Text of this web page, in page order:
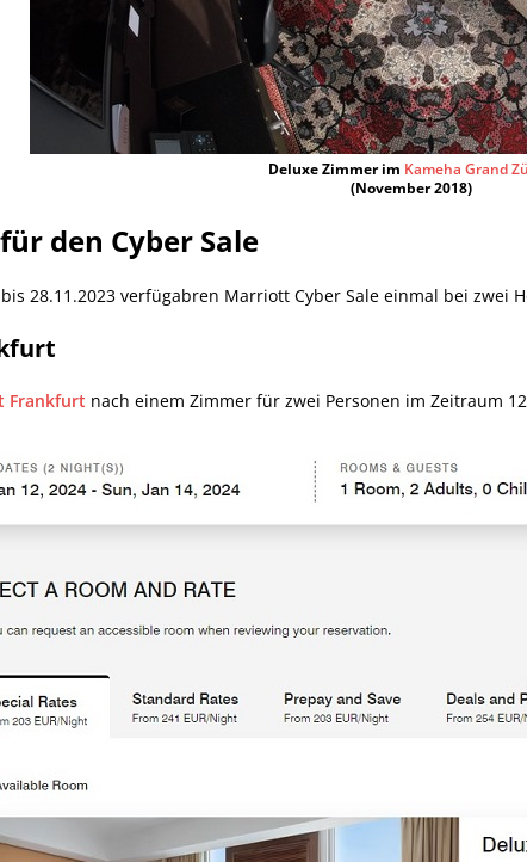
Deluxe Zimmer im Kameha Grand
(November 2018)
den Cyber Sale
28.11.2023 verfügabren Marriott Cyber Sale einmal bei zwei
Frankfurt nach einem Zimmer für zwei Personen im Zeitraum